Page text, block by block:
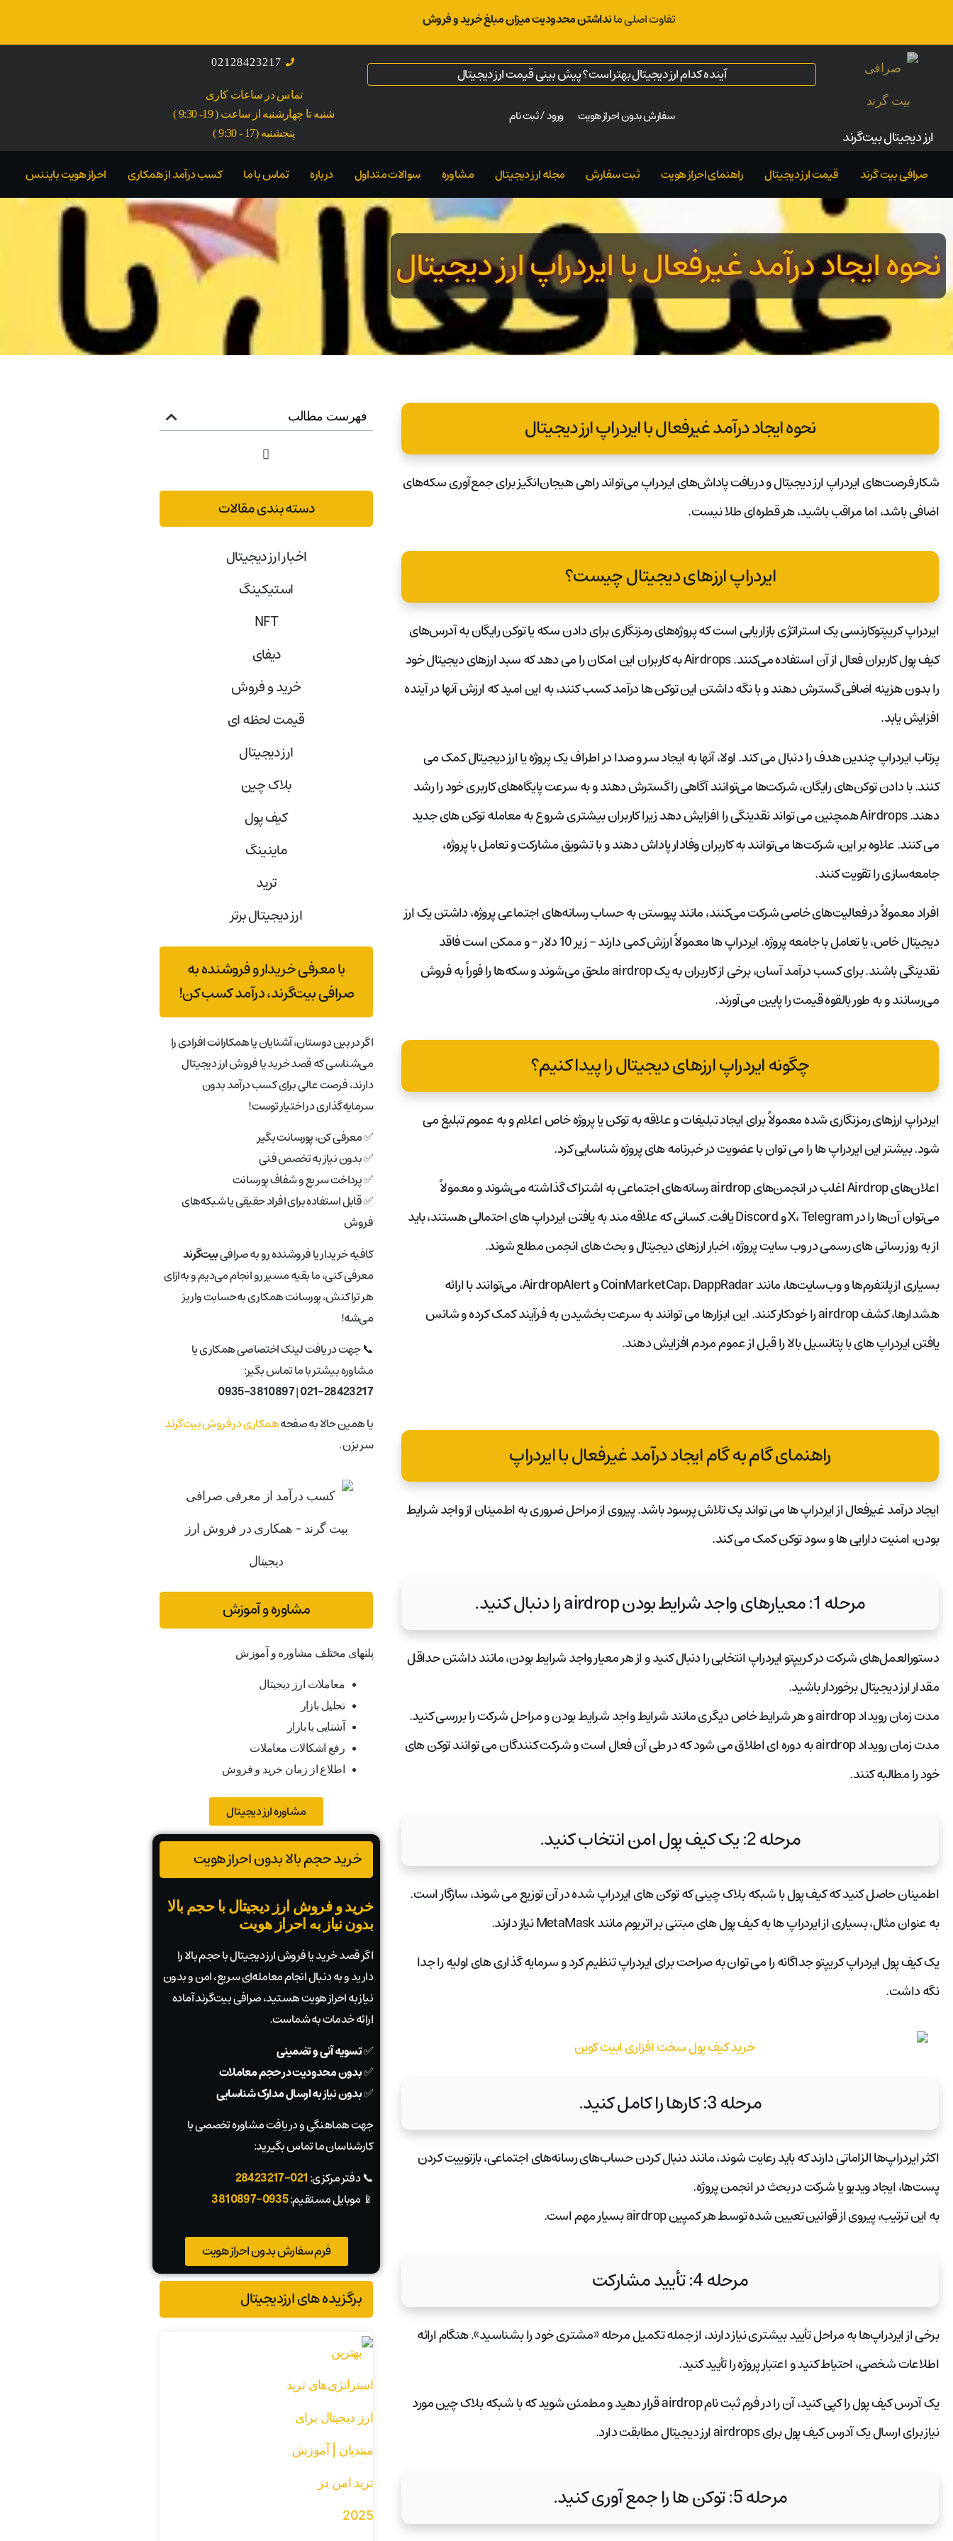
تفاوت اصلی مانداشتن محدودیت میزان مبلغ خرید و فروش
ارز‌ دیجیتال بیت‌گرند
آینده کدام ارز دیجیتال بهتر است؟ پیش بینی قیمت ارز دیجیتال
سفارش بدون احراز هویت ورود / ثبت نام
02128423217
تماس در ساعات کاری
شنبه تا چهارشنبه از ساعت ( 19- 9:30 )
پنجشنبه (17 - 9:30 )
صرافی بیت گرند قیمت ارز دیجیتال راهنمای احراز هویت ثبت سفارش مجله ارز دیجیتال مشاوره سوالات متداول درباره تماس با ما کسب درآمد از همکاری احراز هویت بایننس
نحوه ایجاد درآمد غیرفعال با ایردراپ ارز دیجیتال
نحوه ایجاد درآمد غیرفعال با ایردراپ ارز دیجیتال
شکار فرصت‌های ایردراپ ارز دیجیتال و دریافت پاداش‌های ایردراپ می‌تواند راهی هیجان‌انگیز برای جمع‌آوری سکه‌های
اضافی باشد، اما مراقب باشید، هر قطره‌ای طلا نیست.
ایردراپ ارزهای دیجیتال چیست؟
ایردراپ کریپتوکارنسی یک استراتژی بازاریابی است که پروژه‌های رمزنگاری برای دادن سکه یا توکن رایگان به آدرس‌های
کیف پول کاربران فعال از آن استفاده می‌کنند. Airdrops به کاربران این امکان را می دهد که سبد ارزهای دیجیتال خود
را بدون هزینه اضافی گسترش دهند و با نگه داشتن این توکن ها درآمد کسب کنند، به این امید که ارزش آنها در آینده
افزایش یابد.
پرتاب ایردراپ چندین هدف را دنبال می کند. اولا، آنها به ایجاد سر و صدا در اطراف یک پروژه یا ارز دیجیتال کمک می
کنند. با دادن توکن‌های رایگان، شرکت‌ها می‌توانند آگاهی را گسترش دهند و به سرعت پایگاه‌های کاربری خود را رشد
دهند. Airdrops همچنین می تواند نقدینگی را افزایش دهد زیرا کاربران بیشتری شروع به معامله توکن های جدید
می کنند. علاوه بر این، شرکت‌ها می‌توانند به کاربران وفادار پاداش دهند و با تشویق مشارکت و تعامل با پروژه،
جامعه‌سازی را تقویت کنند.
افراد معمولاً در فعالیت‌های خاصی شرکت می‌کنند، مانند پیوستن به حساب رسانه‌های اجتماعی پروژه، داشتن یک ارز
دیجیتال خاص، یا تعامل با جامعه پروژه. ایردراپ ها معمولاً ارزش کمی دارند – زیر 10 دلار – و ممکن است فاقد
نقدینگی باشند. برای کسب درآمد آسان، برخی از کاربران به یک airdrop ملحق می‌شوند و سکه‌ها را فوراً به فروش
می‌رسانند و به طور بالقوه قیمت را پایین می‌آورند.
چگونه ایردراپ ارزهای دیجیتال را پیدا کنیم؟
ایردراپ ارزهای رمزنگاری شده معمولاً برای ایجاد تبلیغات و علاقه به توکن یا پروژه خاص اعلام و به عموم تبلیغ می
شود. بیشتر این ایردراپ ها را می توان با عضویت در خبرنامه های پروژه شناسایی کرد.
اعلان‌های Airdrop اغلب در انجمن‌های airdrop رسانه‌های اجتماعی به اشتراک گذاشته می‌شوند و معمولاً
می‌توان آن‌ها را در X، Telegram و Discord یافت. کسانی که علاقه مند به یافتن ایردراپ های احتمالی هستند، باید
از به روز رسانی های رسمی در وب سایت پروژه، اخبار ارزهای دیجیتال و بحث های انجمن مطلع شوند.
بسیاری از پلتفرم‌ها و وب‌سایت‌ها، مانند CoinMarketCap، DappRadar و AirdropAlert، می‌توانند با ارائه
هشدارها، کشف airdrop را خودکار کنند. این ابزارها می توانند به سرعت بخشیدن به فرآیند کمک کرده و شانس
یافتن ایردراپ های با پتانسیل بالا را قبل از عموم مردم افزایش دهند.
راهنمای گام به گام ایجاد درآمد غیرفعال با ایردراپ
ایجاد درآمد غیرفعال از ایردراپ ها می تواند یک تلاش پرسود باشد. پیروی از مراحل ضروری به اطمینان از واجد شرایط
بودن، امنیت دارایی ها و سود توکن کمک می کند.
مرحله 1: معیارهای واجد شرایط بودن airdrop را دنبال کنید.
دستورالعمل‌های شرکت در کریپتو ایردراپ انتخابی را دنبال کنید و از هر معیار واجد شرایط بودن، مانند داشتن حداقل
مقدار ارز دیجیتال برخوردار باشید.
مدت زمان رویداد airdrop و هر شرایط خاص دیگری مانند شرایط واجد شرایط بودن و مراحل شرکت را بررسی کنید.
مدت زمان رویداد airdrop به دوره ای اطلاق می شود که در طی آن فعال است و شرکت کنندگان می توانند توکن های
خود را مطالبه کنند.
مرحله 2: یک کیف پول امن انتخاب کنید.
اطمینان حاصل کنید که کیف پول با شبکه بلاک چینی که توکن های ایردراپ شده در آن توزیع می شوند، سازگار است.
به عنوان مثال، بسیاری از ایردراپ ها به کیف پول های مبتنی بر اتریوم مانند MetaMask نیاز دارند.
یک کیف پول ایردراپ کریپتو جداگانه را می توان به صراحت برای ایردراپ تنظیم کرد و سرمایه گذاری های اولیه را جدا
نگه داشت.
مرحله 3: کارها را کامل کنید.
اکثر ایردراپ‌ها الزاماتی دارند که باید رعایت شوند، مانند دنبال کردن حساب‌های رسانه‌های اجتماعی، بازتوییت کردن
پست‌ها، ایجاد ویدیو یا شرکت در بحث در انجمن پروژه.
به این ترتیب، پیروی از قوانین تعیین شده توسط هر کمپین airdrop بسیار مهم است.
مرحله 4: تأیید مشارکت
برخی از ایردراپ‌ها به مراحل تأیید بیشتری نیاز دارند، از جمله تکمیل مرحله «مشتری خود را بشناسید». هنگام ارائه
اطلاعات شخصی، احتیاط کنید و اعتبار پروژه را تأیید کنید.
یک آدرس کیف پول را کپی کنید، آن را در فرم ثبت نام airdrop قرار دهید و مطمئن شوید که با شبکه بلاک چین مورد
نیاز برای ارسال یک آدرس کیف پول برای airdrops ارز دیجیتال مطابقت دارد.
مرحله 5: توکن ها را جمع آوری کنید.
فهرست مطالب
دسته بندی مقالات
اخبار ارز دیجیتال
استیکینگ
NFT
دیفای
خرید و فروش
قیمت لحظه ای
ارز دیجیتال
بلاک‌ چین
کیف پول
ماینینگ
ترید
ارز دیجیتال برتر
با معرفی خریدار و فروشنده به
صرافی بیت‌گرند، درآمد کسب کن!
اگر در بین دوستان، آشنایان یا همکارانت افرادی را
می‌شناسی که قصد خرید یا فروش ارز دیجیتال
دارند، فرصت عالی برای کسب درآمد بدون
سرمایه‌گذاری در اختیار توست!
✅ معرفی کن، پورسانت بگیر
✅ بدون نیاز به تخصص فنی
✅ پرداخت سریع و شفاف پورسانت
✅ قابل استفاده برای افراد حقیقی یا شبکه‌های
فروش
کافیه خریدار یا فروشنده رو به صرافیبیت‌گرند
معرفی کنی، ما بقیه مسیر رو انجام می‌دیم و به‌ازای
هر تراکنش، پورسانت همکاری به‌حسابت واریز
می‌شه!
📞 جهت دریافت لینک اختصاصی همکاری یا
مشاوره بیشتر با ما تماس بگیر:
021-28423217
|
0935-3810897
یا همین حالا به صفحههمکاری در فروش بیت‌گرند
سر بزن.
مشاوره و آموزش
پلنهای مختلف مشاوره و آموزش
معاملات ارز دیجیتال
تحلیل بازار
آشنایی با بازار
رفع اشکالات معاملات
اطلاع از زمان خرید و فروش
مشاوره ارز دیجیتال
خرید حجم بالا بدون احراز هویت
خرید و فروش ارز دیجیتال با حجم بالا
بدون نیاز به احراز هویت
اگر قصد خرید یا فروش ارز دیجیتال با حجم بالا را
دارید و به دنبال انجام معامله‌ای سریع، امن و بدون
نیاز به احراز هویت هستید، صرافی بیت‌گرند آماده
ارائه خدمات به شماست.
✅تسویه آنی و تضمینی
✅بدون محدودیت در حجم معاملات
✅بدون نیاز به ارسال مدارک شناسایی
جهت هماهنگی و دریافت مشاوره تخصصی با
کارشناسان ما تماس بگیرید:
📞 دفتر مرکزی:021-28423217
📱 موبایل مستقیم:0935-3810897
فرم سفارش بدون احراز هویت
برگزیده های ارزدیجیتال